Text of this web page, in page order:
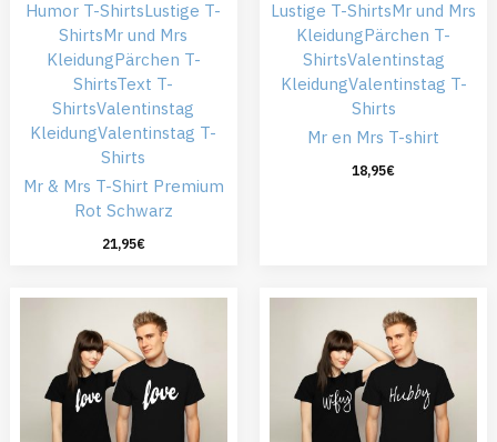
Humor T-ShirtsLustige T-
ShirtsMr und Mrs
KleidungPärchen T-
ShirtsText T-
ShirtsValentinstag
KleidungValentinstag T-
Shirts
Mr & Mrs T-Shirt Premium
Rot Schwarz
21,95€
Lustige T-ShirtsMr und Mrs
KleidungPärchen T-
ShirtsValentinstag
KleidungValentinstag T-
Shirts
Mr en Mrs T-shirt
18,95€